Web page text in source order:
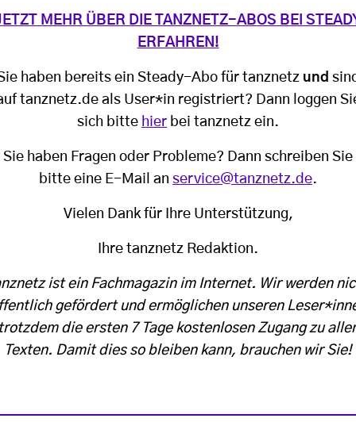
MEHR ÜBER DIE TANZNETZ-ABOS BEI
ERFAHREN!
haben bereits ein Steady-Abo für tanznetz und
tanznetz.de als User*in registriert? Dann loggen
sich bitte hier bei tanznetz ein.
Sie haben Fragen oder Probleme? Dann schreiben Sie
bitte eine E-Mail an service@tanznetz.de.
Vielen Dank für Ihre Unterstützung,
Ihre tanznetz Redaktion.
ist ein Fachmagazin im Internet. Wir werden
gefördert und ermöglichen unseren
die ersten 7 Tage kostenlosen Zugang zu
Texten. Damit dies so bleiben kann, brauchen wir Sie!